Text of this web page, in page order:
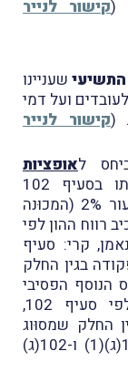
(קישור לנייר
שעניינו
ועל דמי
(קישור לנייר
לאופציות
, כי במועד המימוש, כהגדרתו בסעיף 102
לפקודת מס הכנסה, יוטל מס נוסף בשיעור 2% (המכוּנה
רווח ההון לפי
נאמן, קרי: סעיף
וסעיף 102(ב)(3) לפקודה בגין החלק
הנוסף הפסיבי
ההוני לא יוטל על הרכיב הפירותי לפי סעיף 102,
102(ב)(3) בגין החלק שמסוּוג
כהכנסה פירותית, סעיף 102(ב)(4), 102(ג)(1) ו-102(ג)